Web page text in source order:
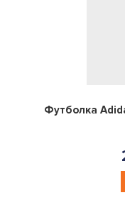
Футболка